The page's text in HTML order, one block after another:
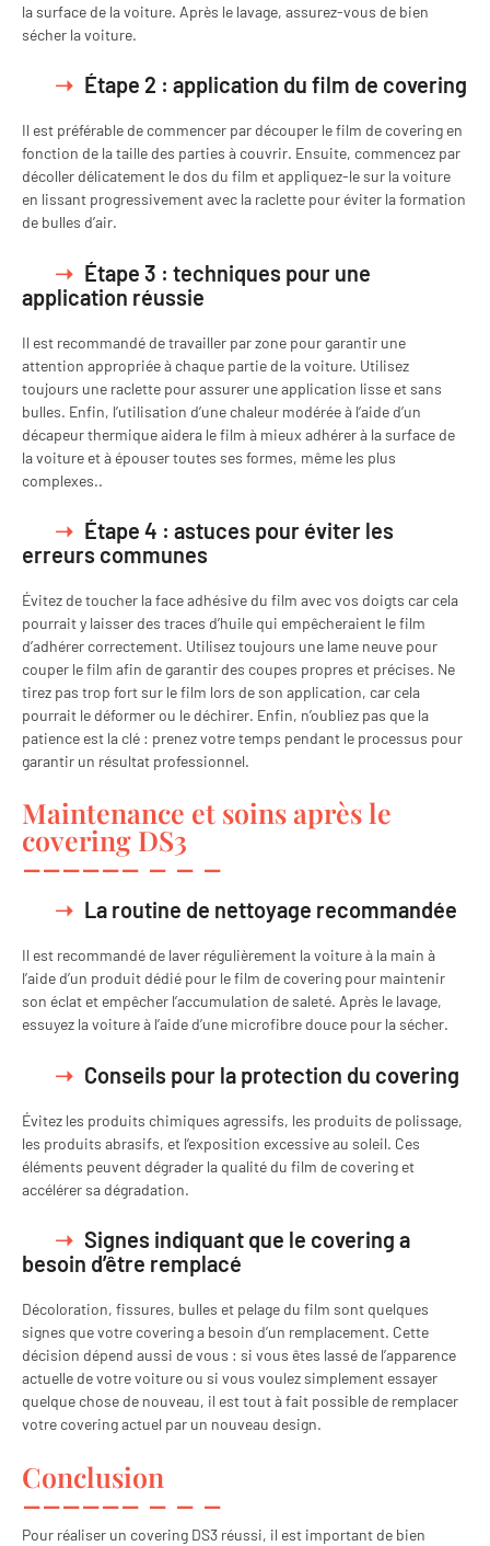
la surface de la voiture. Après le lavage, assurez-vous de bien
sécher la voiture.
Étape 2 : application du film de covering
Il est préférable de commencer par découper le film de covering en
fonction de la taille des parties à couvrir. Ensuite, commencez par
décoller délicatement le dos du film et appliquez-le sur la voiture
en lissant progressivement avec la raclette pour éviter la formation
de bulles d’air.
Étape 3 : techniques pour une
application réussie
Il est recommandé de travailler par zone pour garantir une
attention appropriée à chaque partie de la voiture. Utilisez
toujours une raclette pour assurer une application lisse et sans
bulles. Enfin, l’utilisation d’une chaleur modérée à l’aide d’un
décapeur thermique aidera le film à mieux adhérer à la surface de
la voiture et à épouser toutes ses formes, même les plus
complexes..
Étape 4 : astuces pour éviter les
erreurs communes
Évitez de toucher la face adhésive du film avec vos doigts car cela
pourrait y laisser des traces d’huile qui empêcheraient le film
d’adhérer correctement. Utilisez toujours une lame neuve pour
couper le film afin de garantir des coupes propres et précises. Ne
tirez pas trop fort sur le film lors de son application, car cela
pourrait le déformer ou le déchirer. Enfin, n’oubliez pas que la
patience est la clé : prenez votre temps pendant le processus pour
garantir un résultat professionnel.
Maintenance et soins après le
covering DS3
La routine de nettoyage recommandée
Il est recommandé de laver régulièrement la voiture à la main à
l’aide d’un produit dédié pour le film de covering pour maintenir
son éclat et empêcher l’accumulation de saleté. Après le lavage,
essuyez la voiture à l’aide d’une microfibre douce pour la sécher.
Conseils pour la protection du covering
Évitez les produits chimiques agressifs, les produits de polissage,
les produits abrasifs, et l’exposition excessive au soleil. Ces
éléments peuvent dégrader la qualité du film de covering et
accélérer sa dégradation.
Signes indiquant que le covering a
besoin d’être remplacé
Décoloration, fissures, bulles et pelage du film sont quelques
signes que votre covering a besoin d’un remplacement. Cette
décision dépend aussi de vous : si vous êtes lassé de l’apparence
actuelle de votre voiture ou si vous voulez simplement essayer
quelque chose de nouveau, il est tout à fait possible de remplacer
votre covering actuel par un nouveau design.
Conclusion
Pour réaliser un covering DS3 réussi, il est important de bien